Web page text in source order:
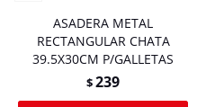
ASADERA METAL
RECTANGULAR CHATA
39.5X30CM P/GALLETAS
$239